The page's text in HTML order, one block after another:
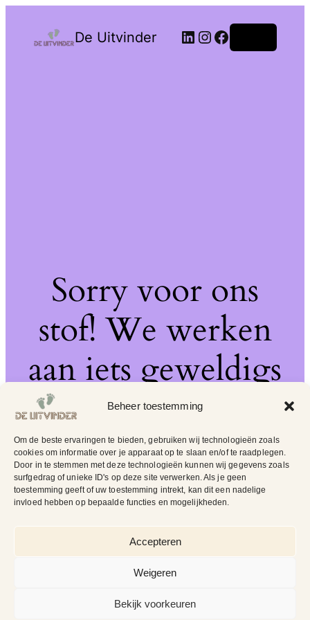
Beheer toestemming
Om de beste ervaringen te bieden, gebruiken wij technologieën zoals
cookies om informatie over je apparaat op te slaan en/of te raadplegen.
Door in te stemmen met deze technologieën kunnen wij gegevens zoals
surfgedrag of unieke ID's op deze site verwerken. Als je geen
toestemming geeft of uw toestemming intrekt, kan dit een nadelige
invloed hebben op bepaalde functies en mogelijkheden.
Accepteren
Weigeren
Bekijk voorkeuren
De Uitvinder
Sorry voor ons
stof! We werken
aan iets geweldigs
– kom snel terug!